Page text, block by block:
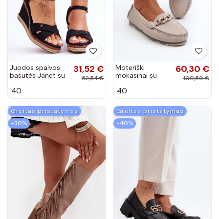
Juodos spalvos
basutės Janet su
31,52 €
52,54 €
40
Moteriški
mokasinai su
smėlio spalvos
60,30 €
100,50 €
40
Greitas pristatymas
−30%
Greitas pristatymas
−40%